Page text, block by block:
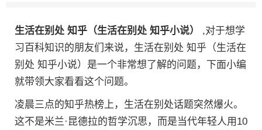
生活在别处 知乎（生活在别处 知乎小说） ,对于想学
习百科知识的朋友们来说，生活在别处 知乎（生活在
别处 知乎小说）是一个非常想了解的问题，下面小编
就带领大家看看这个问题。
凌晨三点的知乎热榜上，生活在别处话题突然爆火。
这不是米兰·昆德拉的哲学沉思，而是当代年轻人用10